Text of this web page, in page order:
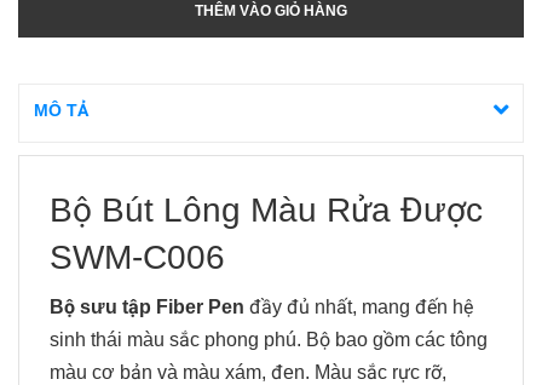
THÊM VÀO GIỎ HÀNG
MÔ TẢ
Bộ Bút Lông Màu Rửa Được
SWM-C006
Bộ sưu tập Fiber Pen đầy đủ nhất, mang đến hệ
sinh thái màu sắc phong phú. Bộ bao gồm các tông
màu cơ bản và màu xám, đen. Màu sắc rực rỡ,